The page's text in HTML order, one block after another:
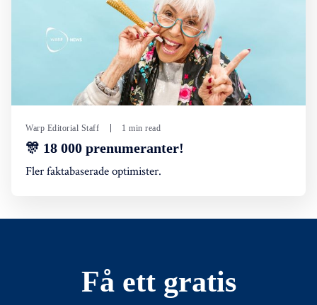
Warp Editorial Staff 1 min read
🎊 18 000 prenumeranter!
Fler faktabaserade optimister.
Få ett gratis